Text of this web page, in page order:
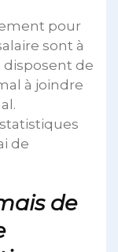
pour
sont à
disposent de
à joindre
de
de